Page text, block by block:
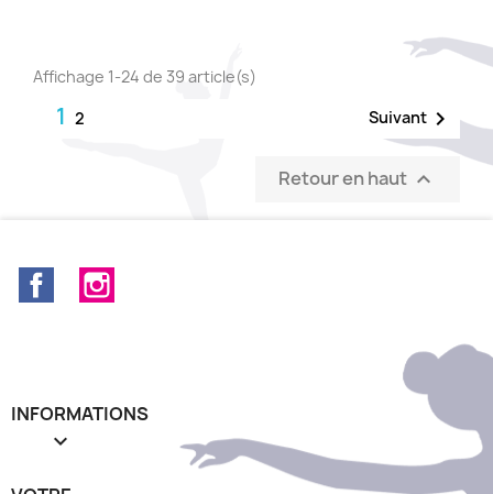
Affichage 1-24 de 39 article(s)
1 2 Suivant 
Retour en haut 
Facebook
INFORMATIONS
